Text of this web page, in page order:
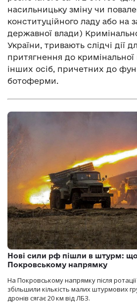
насильницьку зміну чи
конституційного ладу або на
державної влади)
України, тривають слідчі дії
притягнення до кримінальної
інших осіб, причетних до
ботоферми.
Нові сили рф пішли в штурм: що
Покровському напрямку
На Покровському напрямку після ротації
збільшили кількість малих штурмових
дронів сягає 20 км від ЛБЗ.